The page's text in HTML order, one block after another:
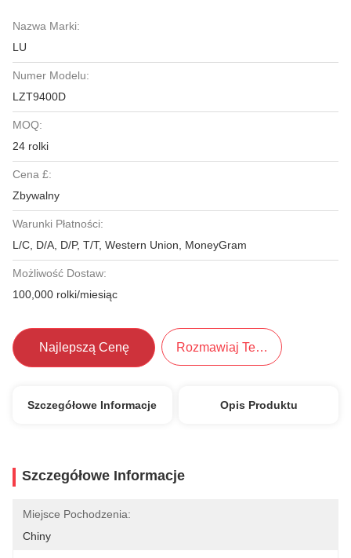
Nazwa Marki:
LU
Numer Modelu:
LZT9400D
MOQ:
24 rolki
Cena £:
Zbywalny
Warunki Płatności:
L/C, D/A, D/P, T/T, Western Union, MoneyGram
Możliwość Dostaw:
100,000 rolki/miesiąc
Najlepszą Cenę Rozmawiaj Teraz.
Szczegółowe Informacje Opis Produktu
Szczegółowe Informacje
Miejsce Pochodzenia:
Chiny